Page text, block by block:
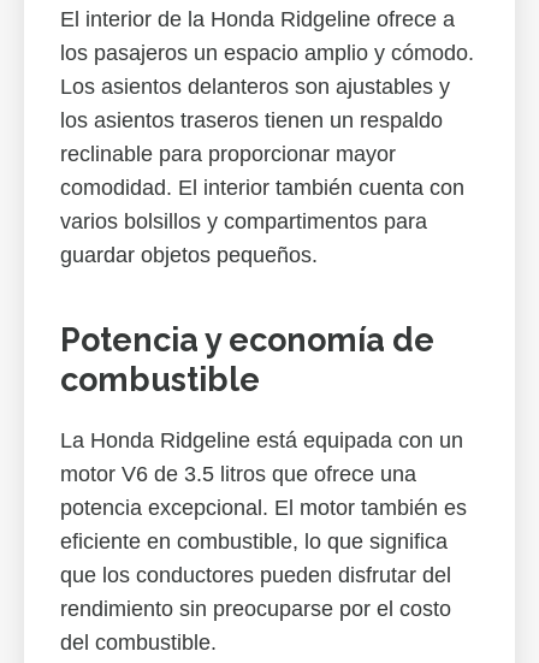
El interior de la Honda Ridgeline ofrece a
los pasajeros un espacio amplio y cómodo.
Los asientos delanteros son ajustables y
los asientos traseros tienen un respaldo
reclinable para proporcionar mayor
comodidad. El interior también cuenta con
varios bolsillos y compartimentos para
guardar objetos pequeños.
Potencia y economía de
combustible
La Honda Ridgeline está equipada con un
motor V6 de 3.5 litros que ofrece una
potencia excepcional. El motor también es
eficiente en combustible, lo que significa
que los conductores pueden disfrutar del
rendimiento sin preocuparse por el costo
del combustible.